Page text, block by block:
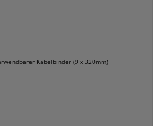
Kabelbinder (9 x 320mm)